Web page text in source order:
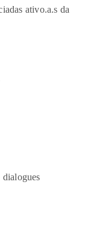
ativo.a.s da